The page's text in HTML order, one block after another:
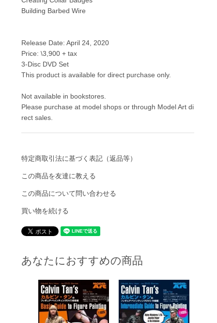
Building Barbed Wire
Release Date: April 24, 2020
Price: \3,900 + tax
3-Disc DVD Set
This product is available for direct purchase only.
Not available in bookstores.
Please purchase at model shops or through Model Art di
rect sales.
特定商取引法に基づく表記（返品等）
この商品を友達に教える
この商品について問い合わせる
買い物を続ける
あなたにおすすめの商品